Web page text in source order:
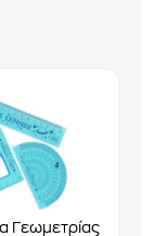
Γεωμετρίας